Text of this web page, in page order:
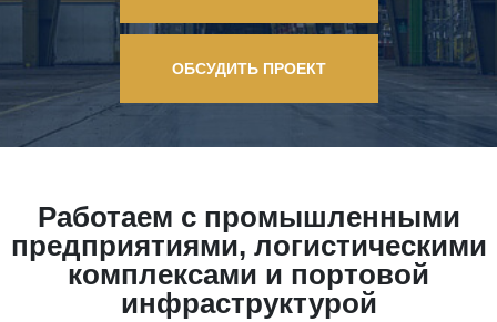
ОБСУДИТЬ ПРОЕКТ
Работаем с промышленными
предприятиями, логистическими
комплексами и портовой
инфраструктурой